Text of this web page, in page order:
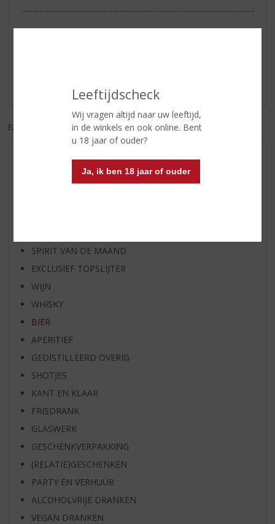
Leeftijdscheck
Wij vragen altijd naar uw leeftijd,
in de winkels en ook online. Bent
u 18 jaar of ouder?
Ja, ik ben 18 jaar of ouder
Reviews
EXCL. BTW INCL. BTW
AANBIEDINGEN
WIJN VAN DE MAAND
SPIRIT VAN DE MAAND
EXCLUSIEF TOPSLIJTER
WIJN
WHISKY
BIER
APERITIEF
GEDISTILLEERD OVERIG
SHOTJES
KANT EN KLAAR
FRISDRANK
GLASWERK
GESCHENKVERPAKKING
(RELATIE)GESCHENKEN
PARTY EN VERHUUR
ALCOHOLVRIJE DRANKEN
VEGAN DRANKEN